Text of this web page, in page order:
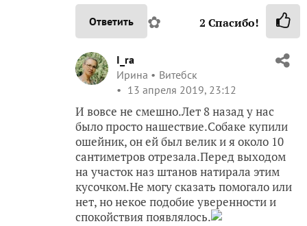
Ответить ✿ 2 Спасибо!
I_ra
Ирина
Витебск
13 апреля 2019, 23:12
И вовсе не смешно.Лет 8 назад у нас
было просто нашествие.Собаке купили
ошейник, он ей был велик и я около 10
сантиметров отрезала.Перед выходом
на участок наз штанов натирала этим
кусочком.Не могу сказать помогало или
нет, но некое подобие уверенности и
спокойствия появлялось.